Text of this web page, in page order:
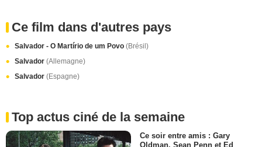
Ce film dans d'autres pays
Salvador - O Martírio de um Povo (Brésil)
Salvador (Allemagne)
Salvador (Espagne)
Top actus ciné de la semaine
Ce soir entre amis : Gary
Oldman, Sean Penn et Ed